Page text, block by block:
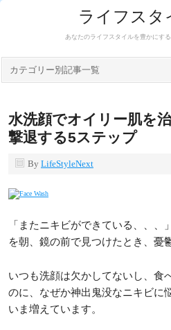
ライフスタ
あなたのライフスタイルを豊かにす
カテゴリー別記事一覧
水洗顔でオイリー肌を
撃退する5ステップ
By LifeStyleNext
「またニキビができている、、
を朝、鏡の前で見つけたとき、憂
いつも洗顔は欠かしてないし、食
のに、なぜか神出鬼没なニキビに
いま増えています。